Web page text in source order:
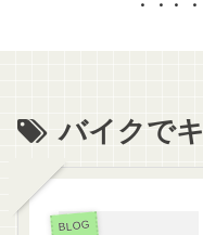
バイクで
BLOG